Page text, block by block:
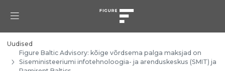
Uudised
Figure Baltic Advisory: kõige võrdsema palga maksjad on
Siseministeeriumi infotehnoloogia- ja arenduskeskus (SMIT) ja